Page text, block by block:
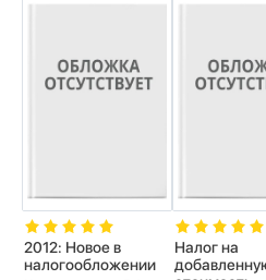
2012: Новое в
налогообложении
Налог на